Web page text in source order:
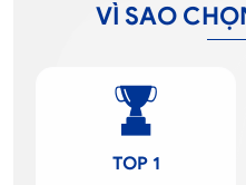
VÌ SAO
TOP 1